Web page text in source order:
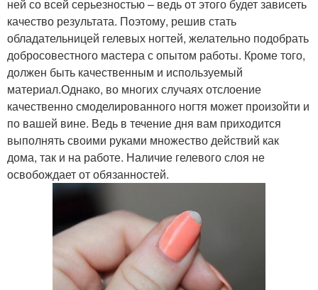
ней со всей серьезностью – ведь от этого будет зависеть
качество результата. Поэтому, решив стать
обладательницей гелевых ногтей, желательно подобрать
добросовестного мастера с опытом работы. Кроме того,
должен быть качественным и используемый
материал.Однако, во многих случаях отслоение
качественно смоделированного ногтя может произойти и
по вашей вине. Ведь в течение дня вам приходится
выполнять своими руками множество действий как
дома, так и на работе. Наличие гелевого слоя не
освобождает от обязанностей.